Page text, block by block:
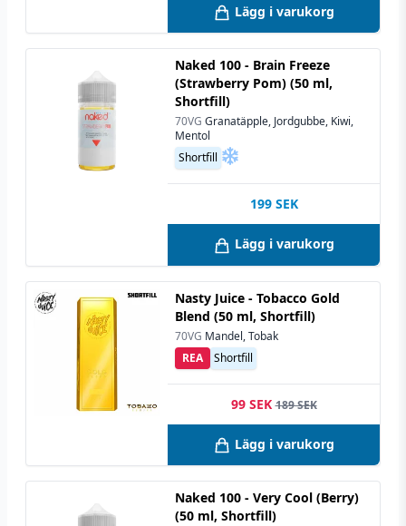
Lägg i varukorg
Naked 100 - Brain Freeze
(Strawberry Pom) (50 ml,
Shortfill)
70VG Granatäpple, Jordgubbe, Kiwi,
Mentol
Shortfill
199 SEK
Lägg i varukorg
Nasty Juice - Tobacco Gold
Blend (50 ml, Shortfill)
70VG Mandel, Tobak
Shortfill
REA
99 SEK 189 SEK
Lägg i varukorg
Naked 100 - Very Cool (Berry)
(50 ml, Shortfill)